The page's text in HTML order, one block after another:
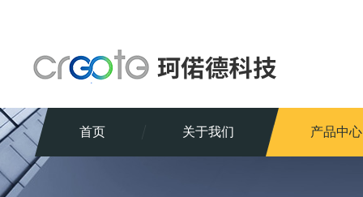
首页 关于我们 产品中心